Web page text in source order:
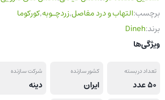
برچسب:التهاب و درد مفاصل,زردچـوبه,کورکوما
برند:Dineh
ویژگی‌ها
تعداد در بسته
50 عدد
کشور سازنده
ایران
شرکت سازنده
دینه